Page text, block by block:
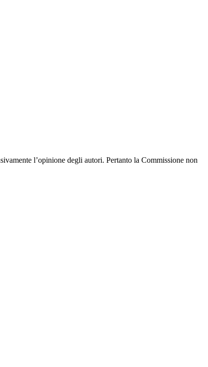
l’opinione degli autori. Pertanto la Commissione non